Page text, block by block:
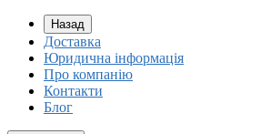
Назад
Доставка
Юридична інформація
Про компанію
Контакти
Блог